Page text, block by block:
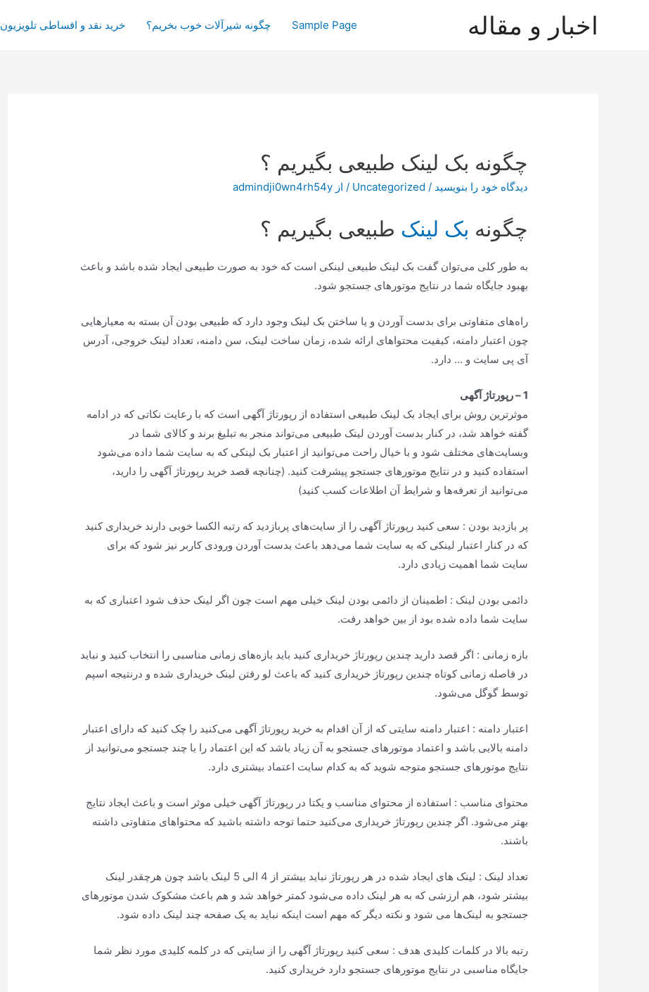
اخبار و مقاله Sample Page چگونه شیرآلات خوب بخریم؟ خرید نقد و اقساطی تلویزیون
چگونه بک لینک طبیعی بگیریم ؟
دیدگاه‌ خود را بنویسید /
Uncategorized / از admindji0wn4rh54y
چگونه بک لینک طبیعی بگیریم ؟
به طور کلی می‌توان گفت بک لینک طبیعی لینکی است که خود به صورت طبیعی ایجاد شده باشد و باعث
بهبود جایگاه شما در نتایج موتورهای جستجو شود.
راه‌های متفاوتی برای بدست آوردن و یا ساختن بک لینک وجود دارد که طبیعی بودن آن بسته به معیارهایی
چون اعتبار دامنه، کیفیت محتواهای ارائه شده، زمان ساخت لینک، سن دامنه، تعداد لینک خروجی، آدرس
آی پی سایت و … دارد.
1 – رپورتاژ آگهی
موثرترین روش برای ایجاد بک لینک طبیعی استفاده از رپورتاژ آگهی است که با رعایت نکاتی که در ادامه
گفته خواهد شد، در کنار بدست آوردن لینک طبیعی می‌تواند منجر به تبلیغ برند و کالای شما در
وبسایت‌های مختلف شود و با خیال راحت می‌توانید از اعتبار بک لینکی که به سایت شما داده می‌شود
استفاده کنید و در نتایج موتورهای جستجو پیشرفت کنید. (چنانچه قصد خرید رپورتاژ آگهی را دارید،
می‌توانید از تعرفه‌ها و شرایط آن اطلاعات کسب کنید)
پر بازدید بودن : سعی کنید رپورتاژ آگهی را از سایت‌های پربازدید که رتبه الکسا خوبی دارند خریداری کنید
که در کنار اعتبار لینکی که به سایت شما می‌دهد باعث بدست آوردن ورودی کاربر نیز شود که برای
سایت شما اهمیت زیادی دارد.
دائمی بودن لینک : اطمینان از دائمی بودن لینک خیلی مهم است چون اگر لینک حذف شود اعتباری که به
سایت شما داده شده بود از بین خواهد رفت.
بازه زمانی : اگر قصد دارید چندین رپورتاژ خریداری کنید باید بازه‌های زمانی مناسبی را انتخاب کنید و نباید
در فاصله زمانی کوتاه چندین رپورتاژ خریداری کنید که باعث لو رفتن لینک خریداری شده و درنتیجه اسپم
توسط گوگل می‌شود.
اعتبار دامنه : اعتبار دامنه سایتی که از آن اقدام به خرید رپورتاژ آگهی می‌کنید را چک کنید که دارای اعتبار
دامنه بالایی باشد و اعتماد موتورهای جستجو به آن زیاد باشد که این اعتماد را با چند جستجو می‌توانید از
نتایج موتورهای جستجو متوجه شوید که به کدام سایت اعتماد بیشتری دارد.
محتوای مناسب : استفاده از محتوای مناسب و یکتا در رپورتاژ آگهی خیلی موثر است و باعث ایجاد نتایج
بهتر می‌شود. اگر چندین رپورتاژ خریداری می‌کنید حتما توجه داشته باشید که محتواهای متفاوتی داشته
باشند.
تعداد لینک : لینک های ایجاد شده در هر رپورتاژ نباید بیشتر از 4 الی 5 لینک باشد چون هرچقدر لینک
بیشتر شود، هم ارزشی که به هر لینک داده می‌شود کمتر خواهد شد و هم باعث مشکوک شدن موتورهای
جستجو به لینک‌ها می شود و نکته دیگر که مهم است اینکه نباید به یک صفحه چند لینک داده شود.
رتبه بالا در کلمات کلیدی هدف : سعی کنید رپورتاژ آگهی را از سایتی که در کلمه کلیدی مورد نظر شما
جایگاه مناسبی در نتایج موتورهای جستجو دارد خریداری کنید.